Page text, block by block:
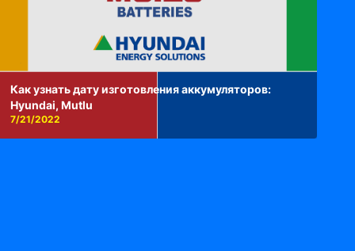
Как узнать дату изготовления аккумуляторов:
Hyundai, Mutlu
7/21/2022